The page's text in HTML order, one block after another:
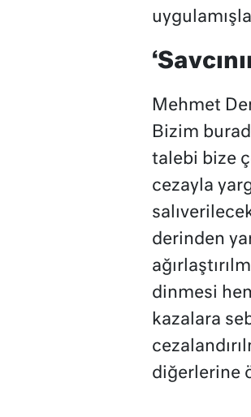
Mehmet
Bizim
talebi bize
cezayla
derinden
dinmesi
kazalara
diğerlerine